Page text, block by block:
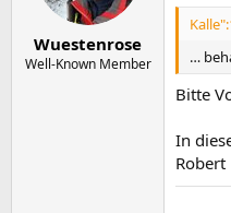
Wuestenrose
Well-Known Member
…
Bitte
In
Robert